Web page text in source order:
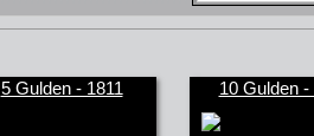
5 Gulden - 1811 10 Gulden -